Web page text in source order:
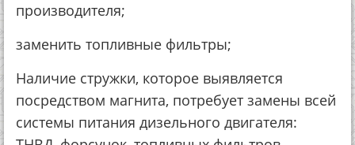
производителя;
заменить топливные фильтры;
Наличие стружки, которое выявляется
посредством магнита, потребует замены всей
системы питания дизельного двигателя: